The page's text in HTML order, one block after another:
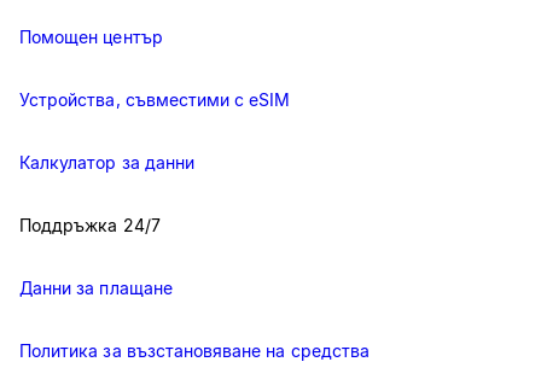
Помощен център
Устройства, съвместими с eSIM
Калкулатор за данни
Поддръжка 24/7
Данни за плащане
Политика за възстановяване на средства